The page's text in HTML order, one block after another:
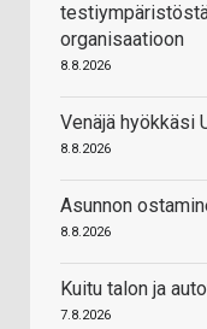
organisaatioon
8.8.2026
Venäjä hyökkäsi
8.8.2026
Asunnon
8.8.2026
Kuitu talon ja
7.8.2026